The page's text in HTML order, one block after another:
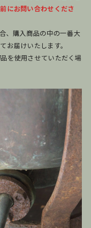
にお問い合わせくださ
、購入商品の中の一番大
お届けいたします。
品を使用させていただく場